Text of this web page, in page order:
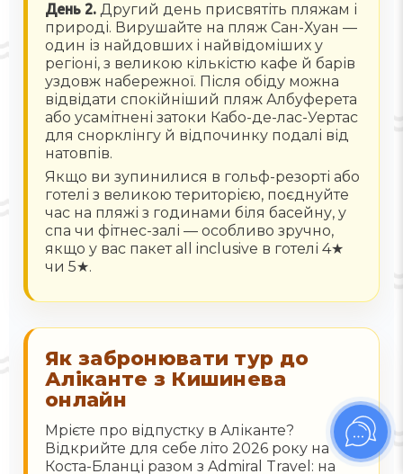
День 2. Другий день присвятіть пляжам і
природі. Вирушайте на пляж Сан-Хуан —
один із найдовших і найвідоміших у
регіоні, з великою кількістю кафе й барів
уздовж набережної. Після обіду можна
відвідати спокійніший пляж Албуферета
або усамітнені затоки Кабо-де-лас-Уертас
для снорклінгу й відпочинку подалі від
натовпів.
Якщо ви зупинилися в гольф-резорті або
готелі з великою територією, поєднуйте
час на пляжі з годинами біля басейну, у
спа чи фітнес-залі — особливо зручно,
якщо у вас пакет all inclusive в готелі 4★
чи 5★.
Як забронювати тур до
Аліканте з Кишинева
онлайн
Мрієте про відпустку в Аліканте?
Відкрийте для себе літо 2026 року на
Коста-Бланці разом з Admiral Travel: на